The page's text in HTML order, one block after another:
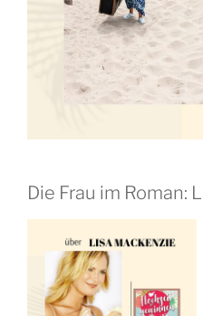
Die Frau im Roman: